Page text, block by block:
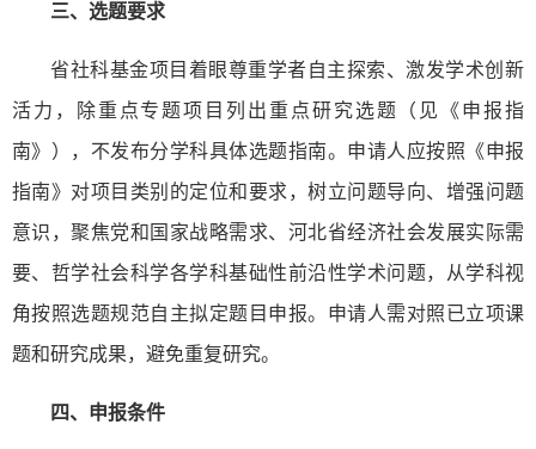
三、选题要求
省社科基金项目着眼尊重学者自主探索、激发学术创新
活力，除重点专题项目列出重点研究选题（见《申报指
南》），不发布分学科具体选题指南。申请人应按照《申报
指南》对项目类别的定位和要求，树立问题导向、增强问题
意识，聚焦党和国家战略需求、河北省经济社会发展实际需
要、哲学社会科学各学科基础性前沿性学术问题，从学科视
角按照选题规范自主拟定题目申报。申请人需对照已立项课
题和研究成果，避免重复研究。
四、申报条件